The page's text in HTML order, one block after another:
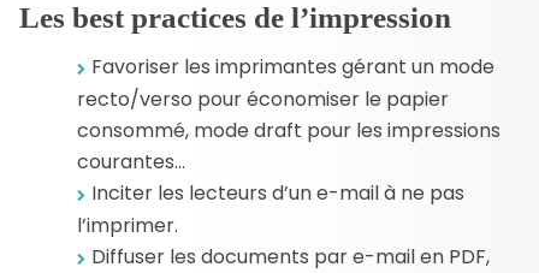
Les best practices de l’impression
Favoriser les imprimantes gérant un mode
recto/verso pour économiser le papier
consommé, mode draft pour les impressions
courantes…
Inciter les lecteurs d’un e-mail à ne pas
l’imprimer.
Diffuser les documents par e-mail en PDF,